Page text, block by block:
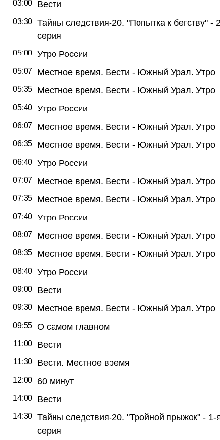
03:00 Вести
03:30 Тайны следствия-20. "Попытка к бегству" -
серия
05:00 Утро России
05:07 Местное время. Вести - Южный Урал. Утро
05:35 Местное время. Вести - Южный Урал. Утро
05:40 Утро России
06:07 Местное время. Вести - Южный Урал. Утро
06:35 Местное время. Вести - Южный Урал. Утро
06:40 Утро России
07:07 Местное время. Вести - Южный Урал. Утро
07:35 Местное время. Вести - Южный Урал. Утро
07:40 Утро России
08:07 Местное время. Вести - Южный Урал. Утро
08:35 Местное время. Вести - Южный Урал. Утро
08:40 Утро России
09:00 Вести
09:30 Местное время. Вести - Южный Урал. Утро
09:55 О самом главном
11:00 Вести
11:30 Вести. Местное время
12:00 60 минут
14:00 Вести
14:30 Тайны следствия-20. "Тройной прыжок" - 1-
серия